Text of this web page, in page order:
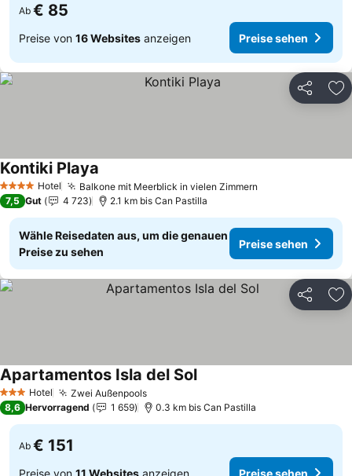
Ab € 85
Preise von 16 Websites anzeigen Preise sehen
Teilen
4 Sterne Hotel Balkone mit Meerblick in vielen Zimmern
Kontiki Playa
7,5 Gut 4 723 2.1 km bis Can Pastilla
Wähle Reisedaten aus, um die genauen
Preise zu sehen
Preise sehen
Teilen
3 SterneHotel Zwei AußenpoolsPreise sehen
Apartamentos Isla del SolPreise sehen
8,6 Hervorragend 1 659 0.3 km bis Can Pastilla
Ab € 151
Preise von 11 Websites anzeigen Preise sehen